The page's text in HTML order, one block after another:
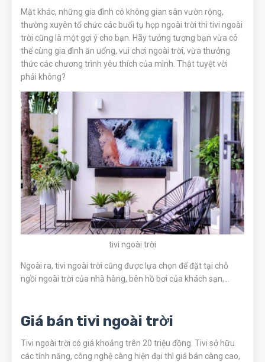
Mặt khác, những gia đình có không gian sân vườn rộng,
thường xuyên tổ chức các buổi tụ họp ngoài trời thì tivi ngoài
trời cũng là một gợi ý cho bạn. Hãy tưởng tượng bạn vừa có
thể cùng gia đình ăn uống, vui chơi ngoài trời, vừa thưởng
thức các chương trình yêu thích của mình. Thật tuyệt vời
phải không?
tivi ngoài trời
Ngoài ra, tivi ngoài trời cũng được lựa chọn để đặt tại chỗ
ngồi ngoài trời của nhà hàng, bên hồ bơi của khách sạn,...
Giá bán tivi ngoài trời
Tivi ngoài trời có giá khoảng trên 20 triệu đồng. Tivi sở hữu
các tính năng, công nghệ càng hiện đại thì giá bán càng cao,